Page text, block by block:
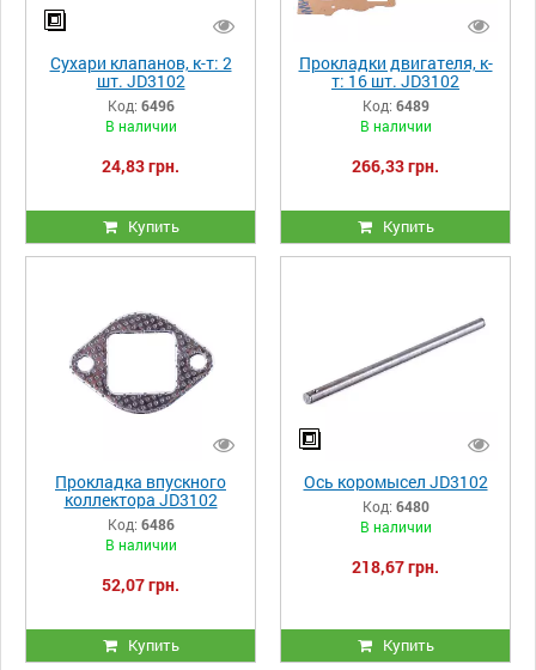
Сухари клапанов, к-т: 2
шт. JD3102
Код: 6496
В наличии
24,83 грн.
Купить
Прокладки двигателя, к-
т: 16 шт. JD3102
Код: 6489
В наличии
266,33 грн.
Купить
Прокладка впускного
коллектора JD3102
Код: 6486
В наличии
52,07 грн.
Купить
Ось коромысел JD3102
Код: 6480
В наличии
218,67 грн.
Купить